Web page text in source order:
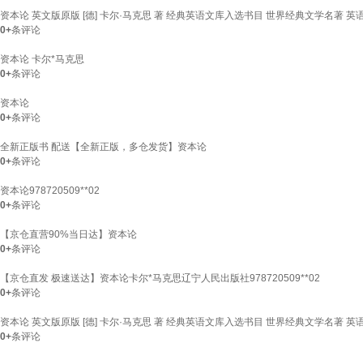
资本论 英文版原版 [德] 卡尔·马克思 著 经典英语文库入选书目 世界经典文学名著 英
0+条评论
资本论 卡尔*马克思
0+条评论
资本论
0+条评论
全新正版书 配送【全新正版，多仓发货】资本论
0+条评论
资本论978720509**02
0+条评论
【京仓直营90%当日达】资本论
0+条评论
【京仓直发 极速送达】资本论卡尔*马克思辽宁人民出版社978720509**02
0+条评论
资本论 英文版原版 [德] 卡尔·马克思 著 经典英语文库入选书目 世界经典文学名著 英
0+条评论